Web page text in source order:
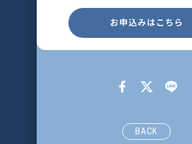
お申込みはこちら
BACK